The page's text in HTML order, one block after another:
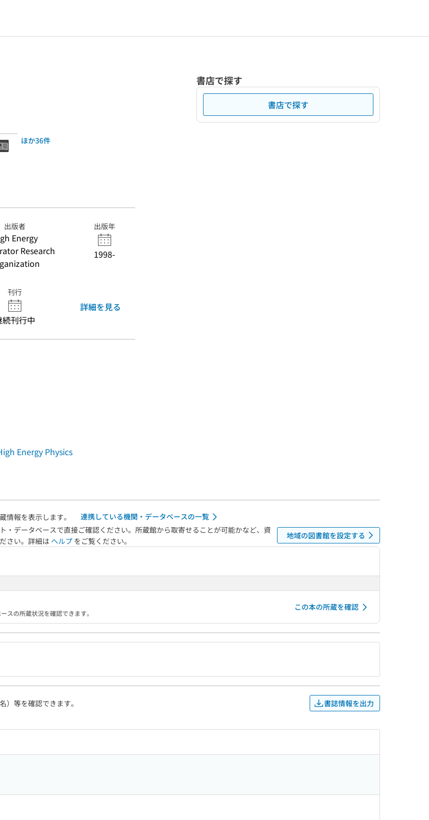
ほか36件
出版者
Energy
Research
出版年
1998-
刊行
続刊行中
詳細を見る
Energy Physics
書店で探す
書店で探す
情報を表示します。
連携している機関・データベースの一覧
データベースで直接ご確認ください。所蔵館から取寄せることが可能かなど、資
さい。詳細は ヘルプ をご覧ください。
地域の図書館を設定する
スの所蔵状況を確認できます。
この本の所蔵を確認
）等を確認できます。 書誌情報を出力